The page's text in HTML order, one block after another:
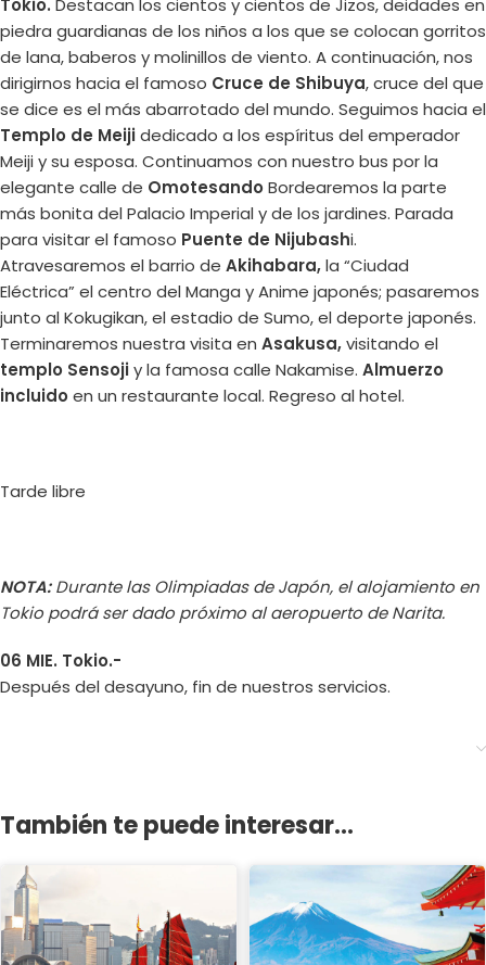
Tokio. Destacan los cientos y cientos de Jizos, deidades en
piedra guardianas de los niños a los que se colocan gorritos
de lana, baberos y molinillos de viento. A continuación, nos
dirigirnos hacia el famoso Cruce de Shibuya, cruce del que
se dice es el más abarrotado del mundo. Seguimos hacia el
Templo de Meijidedicado a los espíritus del emperador
Meiji y su esposa. Continuamos con nuestro bus por la
elegante calle de Omotesando Bordearemos la parte
más bonita del Palacio Imperial y de los jardines. Parada
para visitar el famoso Puente de Nijubashi.
Atravesaremos el barrio de Akihabara,la “Ciudad
Eléctrica” el centro del Manga y Anime japonés; pasaremos
junto al Kokugikan, el estadio de Sumo, el deporte japonés.
Terminaremos nuestra visita en Asakusa,visitando el
templo Sensojiy la famosa calle Nakamise. Almuerzo
incluido en un restaurante local. Regreso al hotel.
Tarde libre
NOTA:Durante las Olimpiadas de Japón, el alojamiento en
Tokio podrá ser dado próximo al aeropuerto de Narita.
06 MIE. Tokio.-
Después del desayuno, fin de nuestros servicios.
También te puede interesar...